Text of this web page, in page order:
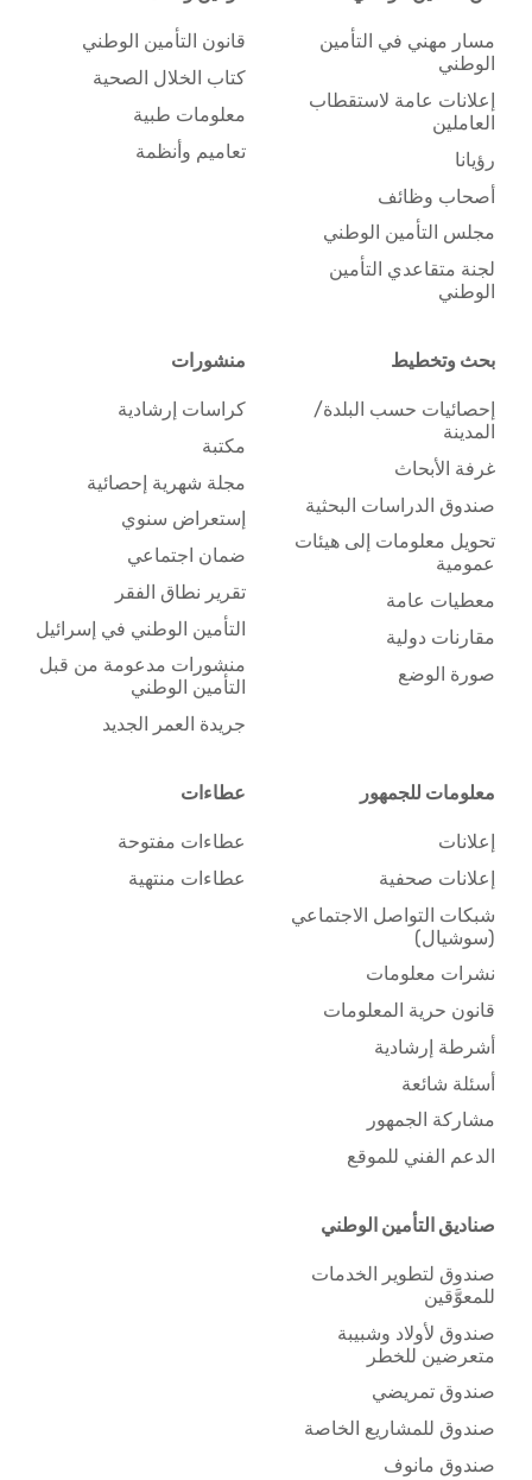
مسار مهني في التأمين
الوطني
إعلانات عامة لاستقطاب
العاملين
رؤيانا
أصحاب وظائف
مجلس التأمين الوطني
لجنة متقاعدي التأمين
الوطني
قانون التأمين الوطني
كتاب الخلال الصحية
معلومات طبية
تعاميم وأنظمة
بحث وتخطيط
إحصائيات حسب البلدة/
المدينة
غرفة الأبحاث
صندوق الدراسات البحثية
تحويل معلومات إلى هيئات
عمومية
معطيات عامة
مقارنات دولية
صورة الوضع
منشورات
كراسات إرشادية
مكتبة
مجلة شهرية إحصائية
إستعراض سنوي
ضمان اجتماعي
تقرير نطاق الفقر
التأمين الوطني في إسرائيل
منشورات مدعومة من قبل
التأمين الوطني
جريدة العمر الجديد
معلومات للجمهور
إعلانات
إعلانات صحفية
شبكات التواصل الاجتماعي
(سوشيال)
نشرات معلومات
قانون حرية المعلومات
أشرطة إرشادية
أسئلة شائعة
مشاركة الجمهور
الدعم الفني للموقع
عطاءات
عطاءات مفتوحة
عطاءات منتهية
صناديق التأمين الوطني
صندوق لتطوير الخدمات
للمعوَّقين
صندوق لأولاد وشبيبة
متعرضين للخطر
صندوق تمريضي
صندوق للمشاريع الخاصة
صندوق مانوف